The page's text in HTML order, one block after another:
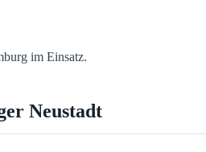
im Einsatz.
Neustadt